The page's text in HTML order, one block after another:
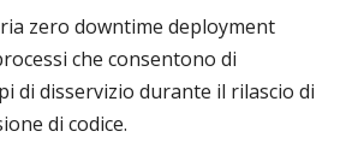
zero downtime deployment
che consentono di
di disservizio durante il rilascio di
di codice.